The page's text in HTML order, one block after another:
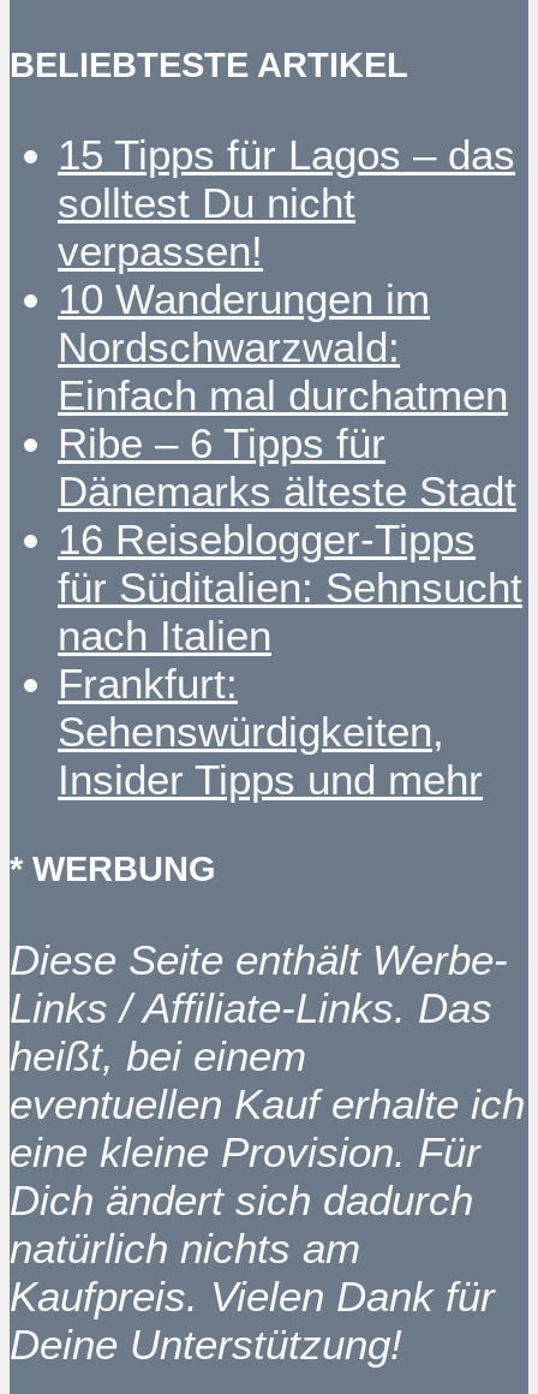
BELIEBTESTE ARTIKEL
15 Tipps für Lagos – das
solltest Du nicht
verpassen!
10 Wanderungen im
Nordschwarzwald:
Einfach mal durchatmen
Ribe – 6 Tipps für
Dänemarks älteste Stadt
16 Reiseblogger-Tipps
für Süditalien: Sehnsucht
nach Italien
Frankfurt:
Sehenswürdigkeiten,
Insider Tipps und mehr
* WERBUNG
Diese Seite enthält Werbe-
Links / Affiliate-Links. Das
heißt, bei einem
eventuellen Kauf erhalte ich
eine kleine Provision. Für
Dich ändert sich dadurch
natürlich nichts am
Kaufpreis. Vielen Dank für
Deine Unterstützung!